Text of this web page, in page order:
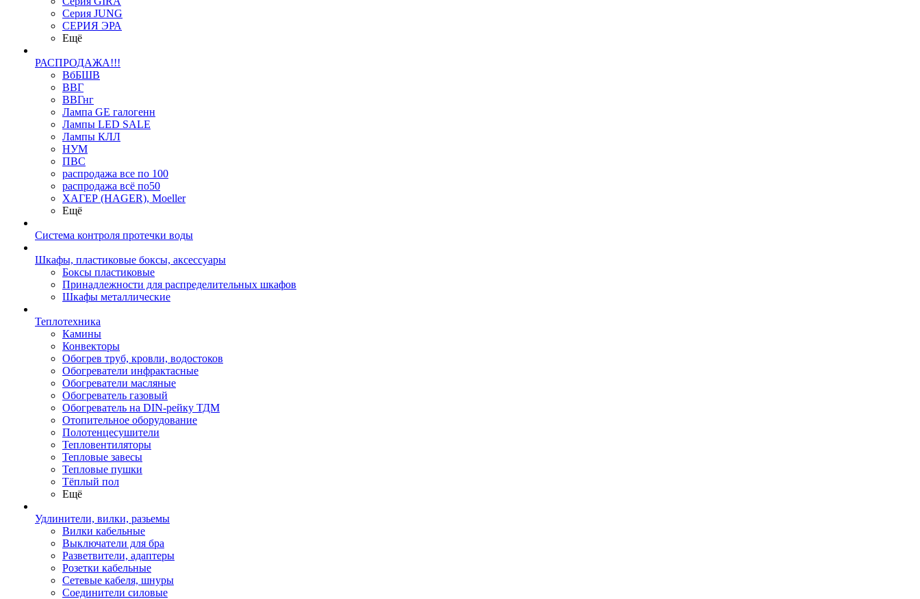
Серия JUNG
СЕРИЯ ЭРА
Ещё
РАСПРОДАЖА!!!
ВбБШВ
ВВГ
ВВГнг
Лампа GE галогенн
Лампы LED SALE
Лампы КЛЛ
НУМ
ПВС
распродажа все по 100
распродажа всё по50
ХАГЕР (HAGER), Moeller
Ещё
Система контроля протечки воды
Шкафы, пластиковые боксы, аксессуары
Боксы пластиковые
Принадлежности для распределительных шкафов
Шкафы металлические
Теплотехника
Камины
Конвекторы
Обогрев труб, кровли, водостоков
Обогреватели инфрактасные
Обогреватели масляные
Обогреватель газовый
Обогреватель на DIN-рейку ТДМ
Отопительное оборудование
Полотенцесушители
Тепловентиляторы
Тепловые завесы
Тепловые пушки
Тёплый пол
Ещё
Удлинители, вилки, разьемы
Вилки кабельные
Выключатели для бра
Разветвители, адаптеры
Розетки кабельные
Сетевые кабеля, шнуры
Соединители силовые